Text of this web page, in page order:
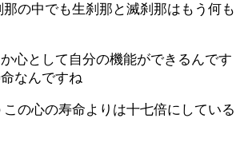
の中でも生刹那と滅刹那はもう何も
心として自分の機能ができるんです
なんですね
の心の寿命よりは十七倍にしている